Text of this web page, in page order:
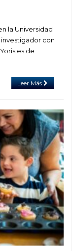
la Universidad
con
es de
Leer Más